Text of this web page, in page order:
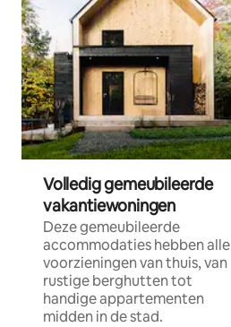
Volledig gemeubileerde
vakantiewoningen
Deze gemeubileerde
accommodaties hebben alle
voorzieningen van thuis, van
rustige berghutten tot
handige appartementen
midden in de stad.